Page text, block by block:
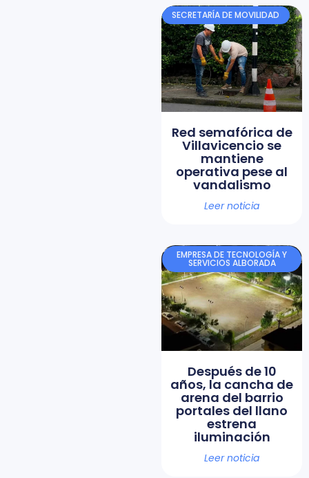
SECRETARÍA DE MOVILIDAD
Red semafórica de
Villavicencio se
mantiene
operativa pese al
vandalismo
Leer noticia
EMPRESA DE TECNOLOGÍA Y
SERVICIOS ALBORADA
Después de 10
años, la cancha de
arena del barrio
portales del llano
estrena
iluminación
Leer noticia